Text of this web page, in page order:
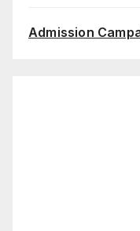
Admission